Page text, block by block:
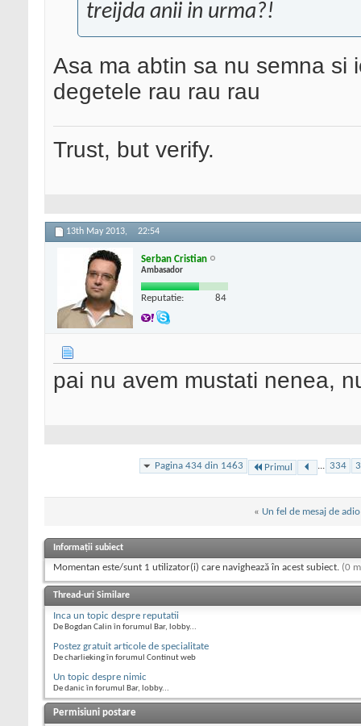
treijda anii in urma?!
Asa ma abtin sa nu semna si
degetele rau rau rau
Trust, but verify.
13th May 2013, 22:54
Serban Cristian
Ambasador
Reputatie: 84
pai nu avem mustati nenea,
Pagina 434 din 1463 Primul ... 334
« Un fel de mesaj de adio
Informații subiect
Momentan este/sunt 1 utilizator(i) care navighează în acest subiect. (0
Thread-uri Similare
Inca un topic despre reputatii
De Bogdan Calin în forumul Bar, lobby...
Postez gratuit articole de specialitate
De charlieking în forumul Continut web
Un topic despre nimic
De danic în forumul Bar, lobby...
Permisiuni postare